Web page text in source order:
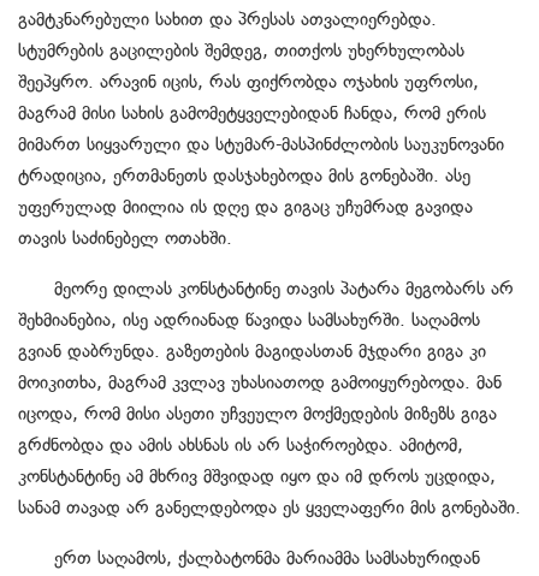
გამტკნარებული სახით და პრესას ათვალიერებდა.
სტუმრების გაცილების შემდეგ, თითქოს უხერხულობას
შეეპყრო. არავინ იცის, რას ფიქრობდა ოჯახის უფროსი,
მაგრამ მისი სახის გამომეტყველებიდან ჩანდა, რომ ერის
მიმართ სიყვარული და სტუმარ-მასპინძლობის საუკუნოვანი
ტრადიცია, ერთმანეთს დასჯახებოდა მის გონებაში. ასე
უფერულად მიილია ის დღე და გიგაც უჩუმრად გავიდა
თავის საძინებელ ოთახში.
მეორე დილას კონსტანტინე თავის პატარა მეგობარს არ
შეხმიანებია, ისე ადრიანად წავიდა სამსახურში. საღამოს
გვიან დაბრუნდა. გაზეთების მაგიდასთან მჯდარი გიგა კი
მოიკითხა, მაგრამ კვლავ უხასიათოდ გამოიყურებოდა. მან
იცოდა, რომ მისი ასეთი უჩვეულო მოქმედების მიზეზს გიგა
გრძნობდა და ამის ახსნას ის არ საჭიროებდა. ამიტომ,
კონსტანტინე ამ მხრივ მშვიდად იყო და იმ დროს უცდიდა,
სანამ თავად არ განელდებოდა ეს ყველაფერი მის გონებაში.
ერთ საღამოს, ქალბატონმა მარიამმა სამსახურიდან